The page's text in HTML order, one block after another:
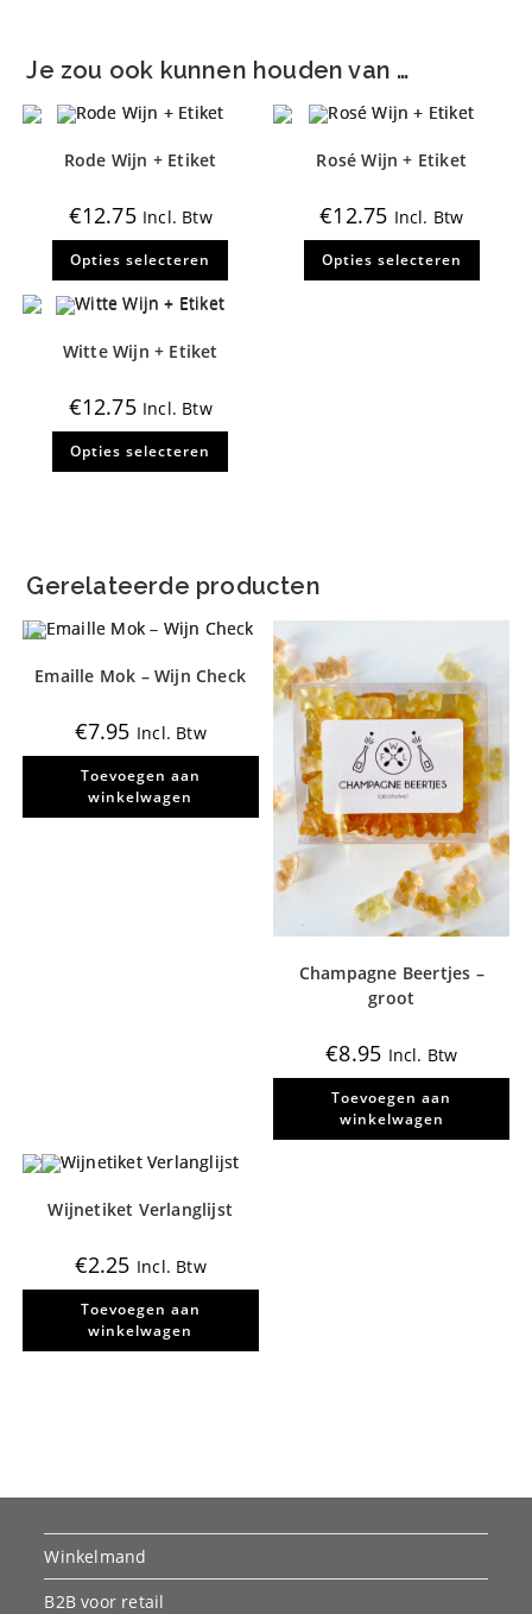
Je zou ook kunnen houden van …
Rode Wijn + Etiket
€12.75 Incl. Btw
Opties selecteren
Dit
heeft
de
Rosé Wijn + Etiket
€12.75 Incl. Btw
Opties selecteren
Dit
heeft
Witte Wijn + Etiket
€12.75 Incl. Btw
Opties selecteren
Dit
heeft
worden
de
productpagina
Gerelateerde producten
Emaille Mok – Wijn Check
€7.95 Incl. Btw
Toevoegen aan
winkelwagen
Champagne Beertjes –
groot
€8.95 Incl. Btw
Toevoegen aan
winkelwagen
Wijnetiket Verlanglijst
€2.25 Incl. Btw
Toevoegen aan
winkelwagen
Winkelmand
B2B voor retail